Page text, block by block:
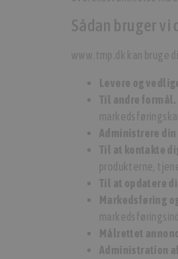
Sådan bruger
www.tmp.dk kan bruge
Levere og
Til andre formål.
Administrere din
Til at kontakte
produkterne,
Til at opdatere
Markedsføring
Målrettet
Administration